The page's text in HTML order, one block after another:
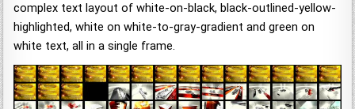
complex text layout of white-on-black, black-outlined-yellow-
highlighted, white on white-to-gray-gradient and green on
white text, all in a single frame.